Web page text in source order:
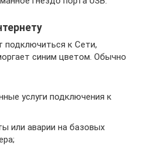
подключиться к Сети,
синим цветом. Обычно
услуги подключения к
или аварии на базовых